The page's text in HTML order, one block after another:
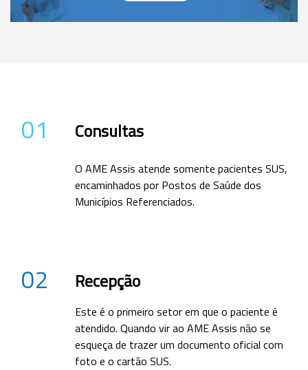
01 Consultas
O AME Assis atende somente pacientes SUS,
encaminhados por Postos de Saúde dos
Municípios Referenciados.
02 Recepção
Este é o primeiro setor em que o paciente é
atendido. Quando vir ao AME Assis não se
esqueça de trazer um documento oficial com
foto e o cartão SUS.